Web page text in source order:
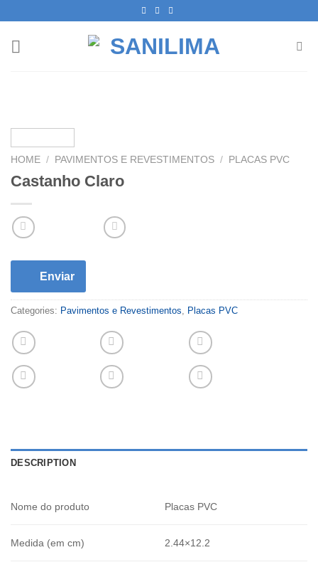
content
HOME / PAVIMENTOS E REVESTIMENTOS / PLACAS PVC
Castanho Claro
Enviar
Categories: Pavimentos e Revestimentos, Placas PVC
DESCRIPTION
Nome do produto Placas PVC
Medida (em cm) 2.44×12.2